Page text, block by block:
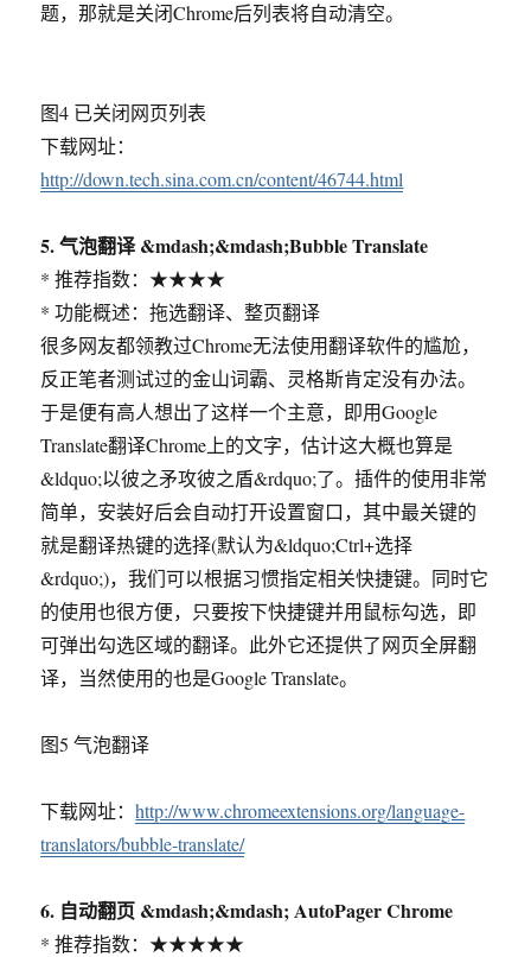
题，那就是关闭Chrome后列表将自动清空。
图4 已关闭网页列表
下载网址：
http://down.tech.sina.com.cn/content/46744.html
5. 气泡翻译 &mdash;&mdash;Bubble Translate
* 推荐指数：★★★★
* 功能概述：拖选翻译、整页翻译
很多网友都领教过Chrome无法使用翻译软件的尴尬，
反正笔者测试过的金山词霸、灵格斯肯定没有办法。
于是便有高人想出了这样一个主意，即用Google
Translate翻译Chrome上的文字，估计这大概也算是
&ldquo;以彼之矛攻彼之盾&rdquo;了。插件的使用非常
简单，安装好后会自动打开设置窗口，其中最关键的
就是翻译热键的选择(默认为&ldquo;Ctrl+选择
&rdquo;)，我们可以根据习惯指定相关快捷键。同时它
的使用也很方便，只要按下快捷键并用鼠标勾选，即
可弹出勾选区域的翻译。此外它还提供了网页全屏翻
译，当然使用的也是Google Translate。
图5 气泡翻译
下载网址：http://www.chromeextensions.org/language-
translators/bubble-translate/
6. 自动翻页 &mdash;&mdash; AutoPager Chrome
* 推荐指数：★★★★★